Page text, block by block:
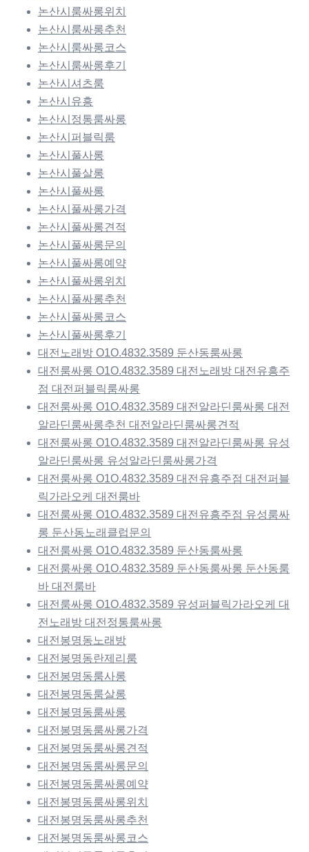
논산시룸싸롱위치
논산시룸싸롱추천
논산시룸싸롱코스
논산시룸싸롱후기
논산시셔츠룸
논산시유흥
논산시정통룸싸롱
논산시퍼블릭룸
논산시풀사롱
논산시풀살롱
논산시풀싸롱
논산시풀싸롱가격
논산시풀싸롱견적
논산시풀싸롱문의
논산시풀싸롱예약
논산시풀싸롱위치
논산시풀싸롱추천
논산시풀싸롱코스
논산시풀싸롱후기
대전노래방 O1O.4832.3589 둔산동룸싸롱
대전룸싸롱 O1O.4832.3589 대전노래방 대전유흥주
점 대전퍼블릭룸싸롱
대전룸싸롱 O1O.4832.3589 대전알라딘룸싸롱 대전
알라딘룸싸롱추천 대전알라딘룸싸롱견적
대전룸싸롱 O1O.4832.3589 대전알라딘룸싸롱 유성
알라딘룸싸롱 유성알라딘룸싸롱가격
대전룸싸롱 O1O.4832.3589 대전유흥주점 대전퍼블
릭가라오케 대전룸바
대전룸싸롱 O1O.4832.3589 대전유흥주점 유성룸싸
롱 둔산동노래클럽문의
대전룸싸롱 O1O.4832.3589 둔산동룸싸롱
대전룸싸롱 O1O.4832.3589 둔산동룸싸롱 둔산동룸
바 대전룸바
대전룸싸롱 O1O.4832.3589 유성퍼블릭가라오케 대
전노래방 대전정통룸싸롱
대전봉명동노래방
대전봉명동란제리룸
대전봉명동룸사롱
대전봉명동룸살롱
대전봉명동룸싸롱
대전봉명동룸싸롱가격
대전봉명동룸싸롱견적
대전봉명동룸싸롱문의
대전봉명동룸싸롱예약
대전봉명동룸싸롱위치
대전봉명동룸싸롱추천
대전봉명동룸싸롱코스